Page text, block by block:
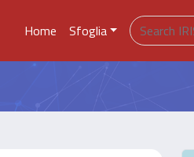
Home Sfoglia